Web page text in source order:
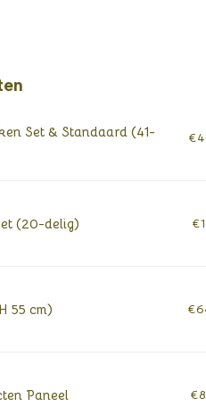
Set & Standaard (41-
(20-delig)
55 cm)
Paneel